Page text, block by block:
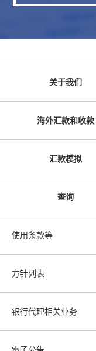
关于我们
海外汇款和收款
汇款模拟
查询
使用条款等
方针列表
银行代理相关业务